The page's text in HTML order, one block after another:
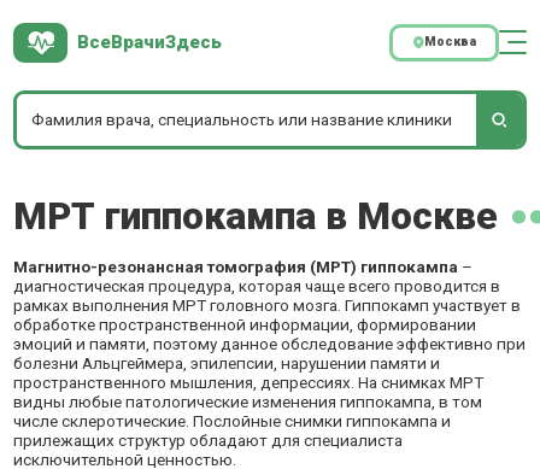
ВсеВрачиЗдесь Москва
МРТ гиппокампа в Москве
Магнитно-резонансная томография (МРТ) гиппокампа –
диагностическая процедура, которая чаще всего проводится в
рамках выполнения МРТ головного мозга. Гиппокамп участвует в
обработке пространственной информации, формировании
эмоций и памяти, поэтому данное обследование эффективно при
болезни Альцгеймера, эпилепсии, нарушении памяти и
пространственного мышления, депрессиях. На снимках МРТ
видны любые патологические изменения гиппокампа, в том
числе склеротические. Послойные снимки гиппокампа и
прилежащих структур обладают для специалиста
исключительной ценностью.